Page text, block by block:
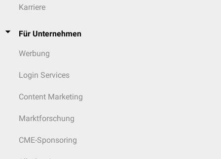
Karriere
Für Unternehmen
Werbung
Login Services
Content Marketing
Marktforschung
CME-Sponsoring